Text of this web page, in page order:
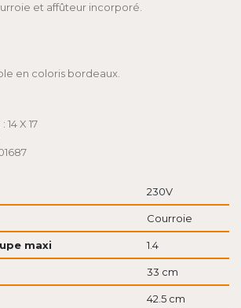
et affûteur incorporé.
en coloris bordeaux.
X 17
230V
Courroie
maxi 1.4
33 cm
42.5 cm